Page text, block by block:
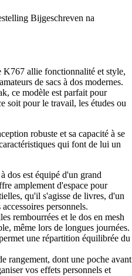
Bijgeschreven na
allie fonctionnalité et style,
de sacs à dos modernes.
ce modèle est parfait pour
soit pour le travail, les études ou
robuste et sa capacité à se
qui font de lui un
dos est équipé d'un grand
amplement d'espace pour
qu'il s'agisse de livres, d'un
personnels.
rembourrées et le dos en mesh
même lors de longues journées.
une répartition équilibrée du
rangement, dont une poche avant
vos effets personnels et